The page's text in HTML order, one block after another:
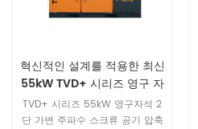
혁신적인 설계를 적용한 최신
55kW TVD+ 시리즈 영구 자
석 2단 가변 주파수 스크류
공기 압축기
TVD+ 시리즈 55kW 영구자석 2
단 가변 주파수 스크류 공기 압축